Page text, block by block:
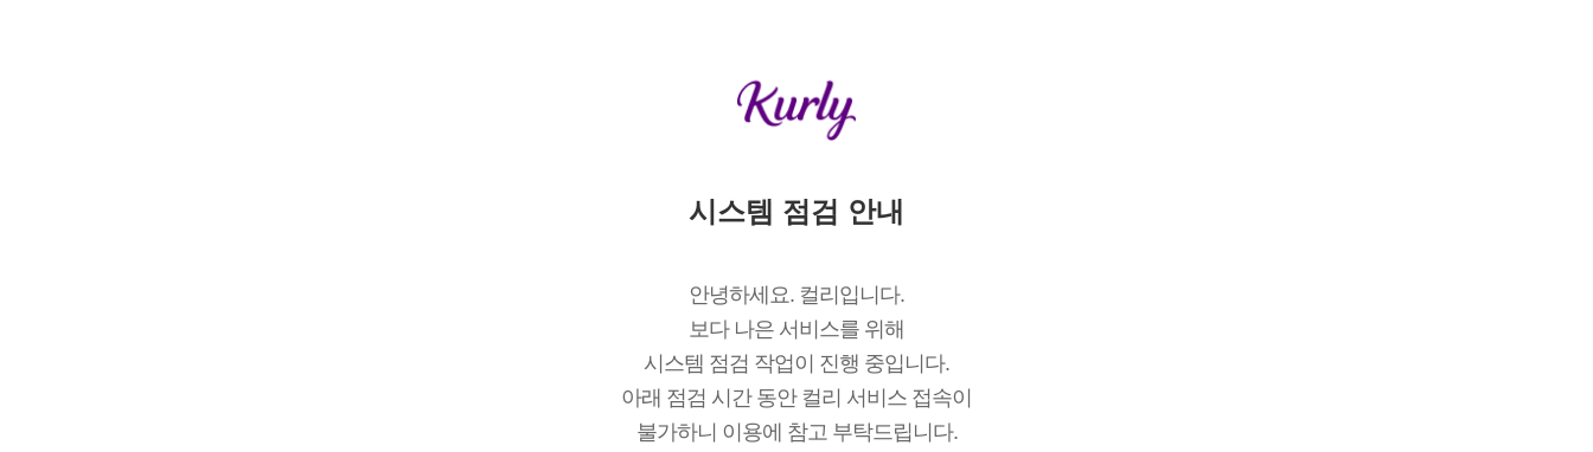
시스템 점검 안내
안녕하세요. 컬리입니다.
보다 나은 서비스를 위해
시스템 점검 작업이 진행 중입니다.
아래 점검 시간 동안 컬리 서비스 접속이
불가하니 이용에 참고 부탁드립니다.